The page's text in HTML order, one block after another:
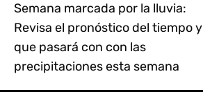
Semana marcada por la lluvia:
Revisa el pronóstico del tiempo y
que pasará con con las
precipitaciones esta semana